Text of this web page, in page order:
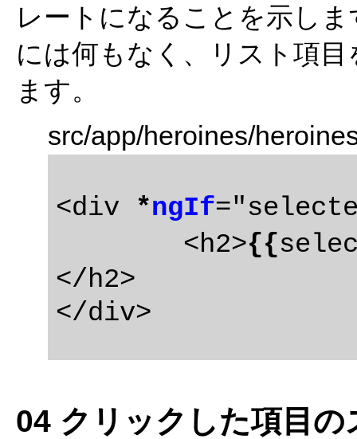
レートになることを示し
には何もなく、リスト項
ます。
src/app/heroines/
<div *ngIf
	<h2>
{{
</h2>
04 クリックした項目